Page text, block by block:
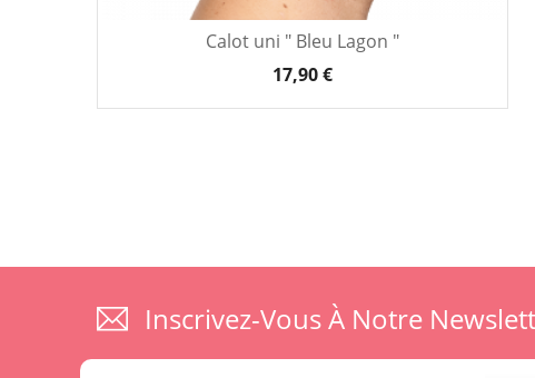
Calot uni " Bleu Lagon "
17,90 €
Inscrivez-Vous À Notre